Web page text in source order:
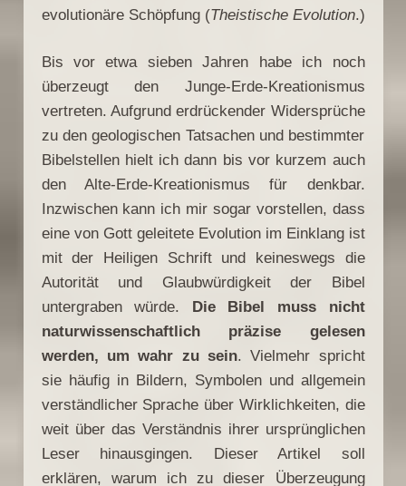
evolutionäre Schöpfung (Theistische Evolution.)
Bis vor etwa sieben Jahren habe ich noch
überzeugt den Junge-Erde-Kreationismus
vertreten. Aufgrund erdrückender Widersprüche
zu den geologischen Tatsachen und bestimmter
Bibelstellen hielt ich dann bis vor kurzem auch
den Alte-Erde-Kreationismus für denkbar.
Inzwischen kann ich mir sogar vorstellen, dass
eine von Gott geleitete Evolution im Einklang ist
mit der Heiligen Schrift und keineswegs die
Autorität und Glaubwürdigkeit der Bibel
untergraben würde.
Die Bibel muss nicht
naturwissenschaftlich präzise gelesen
werden, um wahr zu sein. Vielmehr spricht
sie häufig in Bildern, Symbolen und allgemein
verständlicher Sprache über Wirklichkeiten, die
weit über das Verständnis ihrer ursprünglichen
Leser hinausgingen. Dieser Artikel soll
erklären, warum ich zu dieser Überzeugung